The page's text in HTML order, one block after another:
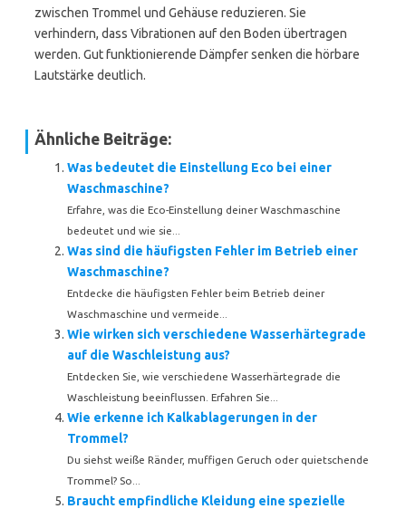
zwischen Trommel und Gehäuse reduzieren. Sie
verhindern, dass Vibrationen auf den Boden übertragen
werden. Gut funktionierende Dämpfer senken die hörbare
Lautstärke deutlich.
Ähnliche Beiträge:
Was bedeutet die Einstellung Eco bei einer
Waschmaschine?
Erfahre, was die Eco-Einstellung deiner Waschmaschine
bedeutet und wie sie...
Was sind die häufigsten Fehler im Betrieb einer
Waschmaschine?
Entdecke die häufigsten Fehler beim Betrieb deiner
Waschmaschine und vermeide...
Wie wirken sich verschiedene Wasserhärtegrade
auf die Waschleistung aus?
Entdecken Sie, wie verschiedene Wasserhärtegrade die
Waschleistung beeinflussen. Erfahren Sie...
Wie erkenne ich Kalkablagerungen in der
Trommel?
Du siehst weiße Ränder, muffigen Geruch oder quietschende
Trommel? So...
Braucht empfindliche Kleidung eine spezielle